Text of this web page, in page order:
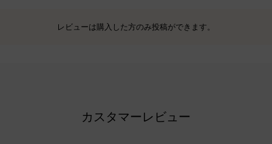
レビューは購入した方のみ投稿ができます。
カスタマーレビュー